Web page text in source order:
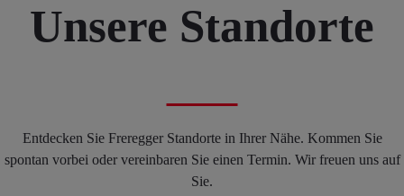
Unsere Standorte
Entdecken Sie Freregger Standorte in Ihrer Nähe. Kommen Sie
spontan vorbei oder vereinbaren Sie einen Termin. Wir freuen uns auf
Sie.